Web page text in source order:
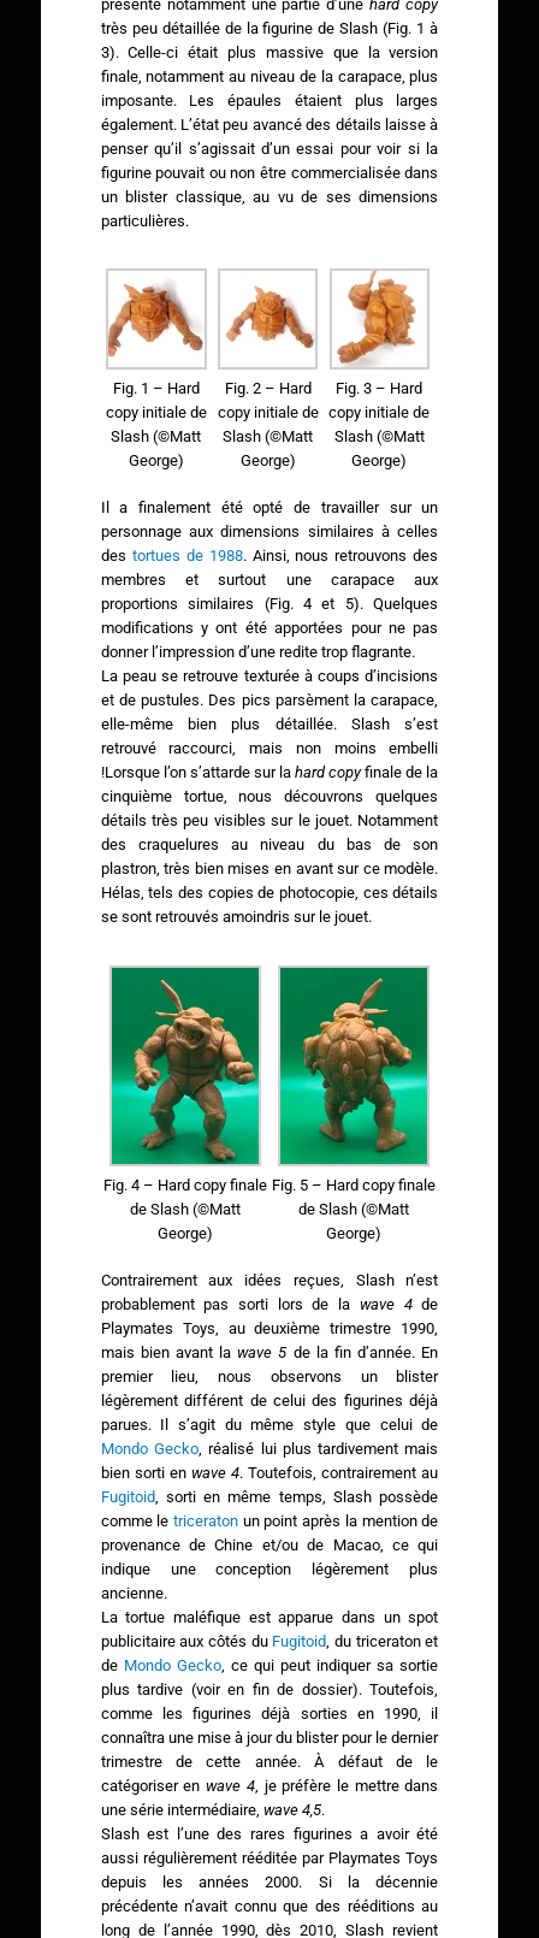
présenté notamment une partie d’unehard copy
très peu détaillée de la figurine de Slash (Fig. 1 à
3). Celle-ci était plus massive que la version
finale, notamment au niveau de la carapace, plus
imposante. Les épaules étaient plus larges
également. L’état peu avancé des détails laisse à
penser qu’il s’agissait d’un essai pour voir si la
figurine pouvait ou non être commercialisée dans
un blister classique, au vu de ses dimensions
particulières.
Fig. 1 – Hard
copy initiale de
Slash (©Matt
George)
Fig. 2 – Hard
copy initiale de
Slash (©Matt
George)
Fig. 3 – Hard
copy initiale de
Slash (©Matt
George)
Il a finalement été opté de travailler sur un
personnage aux dimensions similaires à celles
des tortues de 1988. Ainsi, nous retrouvons des
membres et surtout une carapace aux
proportions similaires (Fig. 4 et 5). Quelques
modifications y ont été apportées pour ne pas
donner l’impression d’une redite trop flagrante.
La peau se retrouve texturée à coups d’incisions
et de pustules. Des pics parsèment la carapace,
elle-même bien plus détaillée. Slash s’est
retrouvé raccourci, mais non moins embelli
!Lorsque l’on s’attarde sur lahard copyfinale de la
cinquième tortue, nous découvrons quelques
détails très peu visibles sur le jouet. Notamment
des craquelures au niveau du bas de son
plastron, très bien mises en avant sur ce modèle.
Hélas, tels des copies de photocopie, ces détails
se sont retrouvés amoindris sur le jouet.
Fig. 4 – Hard copy finale
de Slash (©Matt
George)
Fig. 5 – Hard copy finale
de Slash (©Matt
George)
Contrairement aux idées reçues, Slash n’est
probablement pas sorti lors de la wave 4de
Playmates Toys, au deuxième trimestre 1990,
mais bien avant lawave 5de la fin d’année. En
premier lieu, nous observons un blister
légèrement différent de celui des figurines déjà
parues. Il s’agit du même style que celui de
Mondo Gecko, réalisé lui plus tardivement mais
bien sorti en wave 4. Toutefois, contrairement au
Fugitoid, sorti en même temps, Slash possède
comme letriceraton un point après la mention de
provenance de Chine et/ou de Macao, ce qui
indique une conception légèrement plus
ancienne.
La tortue maléfique est apparue dans un spot
publicitaire aux côtés du Fugitoid, du triceraton et
de Mondo Gecko, ce qui peut indiquer sa sortie
plus tardive (voir en fin de dossier). Toutefois,
comme les figurines déjà sorties en 1990, il
connaîtra une mise à jour du blister pour le dernier
trimestre de cette année. À défaut de le
catégoriser enwave 4, je préfère le mettre dans
une série intermédiaire, wave 4,5.
Slash est l’une des rares figurines a avoir été
aussi régulièrement rééditée par Playmates Toys
depuis les années 2000. Si la décennie
précédente n’avait connu que des rééditions au
long de l’année 1990, dès 2010, Slash revient